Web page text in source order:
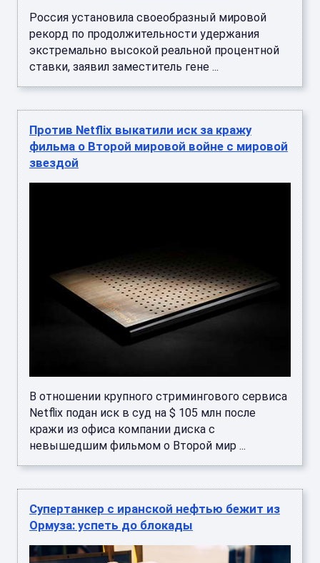
Россия установила своеобразный мировой
рекорд по продолжительности удержания
экстремально высокой реальной процентной
ставки, заявил заместитель гене ...
Против Netflix выкатили иск за кражу
фильма о Второй мировой войне c мировой
звездой
В отношении крупного стримингового сервиса
Netflix подан иск в суд на $ 105 млн после
кражи из офиса компании диска с
невышедшим фильмом о Второй мир ...
Супертанкер с иранской нефтью бежит из
Ормуза: успеть до блокады